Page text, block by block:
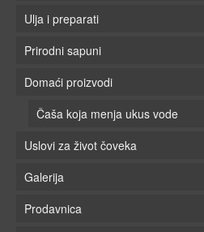
Ulja i preparati
Prirodni sapuni
Domaći proizvodi
Čaša koja menja ukus vode
Uslovi za život čoveka
Galerija
Prodavnica